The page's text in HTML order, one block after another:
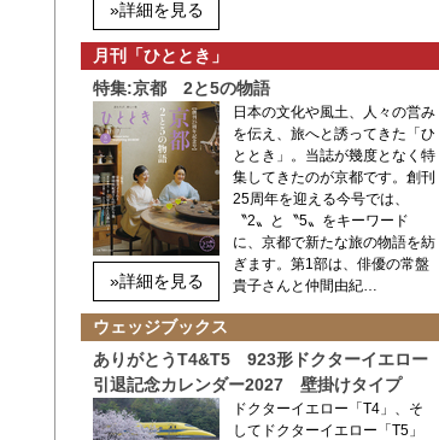
»詳細を見る
月刊「ひととき」
特集:京都 2と5の物語
»詳細を見る
日本の文化や風土、人々の営み
を伝え、旅へと誘ってきた「ひ
ととき」。当誌が幾度となく特
集してきたのが京都です。創刊
25周年を迎える今号では、
〝2〟と〝5〟をキーワード
に、京都で新たな旅の物語を紡
ぎます。第1部は、俳優の常盤
貴子さんと仲間由紀…
ウェッジブックス
ありがとうT4&T5 923形ドクターイエロー
引退記念カレンダー2027 壁掛けタイプ
ドクターイエロー「T4」、そ
してドクターイエロー「T5」